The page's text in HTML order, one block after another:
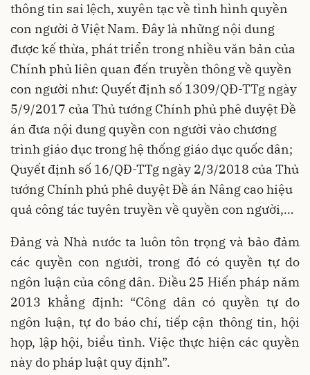
thông tin sai lệch, xuyên tạc về tình hình quyền
con người ở Việt Nam. Đây là những nội dung
được kế thừa, phát triển trong nhiều văn bản của
Chính phủ liên quan đến truyền thông về quyền
con người như: Quyết định số 1309/QĐ-TTg ngày
5/9/2017 của Thủ tướng Chính phủ phê duyệt Đề
án đưa nội dung quyền con người vào chương
trình giáo dục trong hệ thống giáo dục quốc dân;
Quyết định số 16/QĐ-TTg ngày 2/3/2018 của Thủ
tướng Chính phủ phê duyệt Đề án Nâng cao hiệu
quả công tác tuyên truyền về quyền con người,…
Đảng và Nhà nước ta luôn tôn trọng và bảo đảm
các quyền con người, trong đó có quyền tự do
ngôn luận của công dân. Điều 25 Hiến pháp năm
2013 khẳng định: “Công dân có quyền tự do
ngôn luận, tự do báo chí, tiếp cận thông tin, hội
họp, lập hội, biểu tình. Việc thực hiện các quyền
này do pháp luật quy định”.